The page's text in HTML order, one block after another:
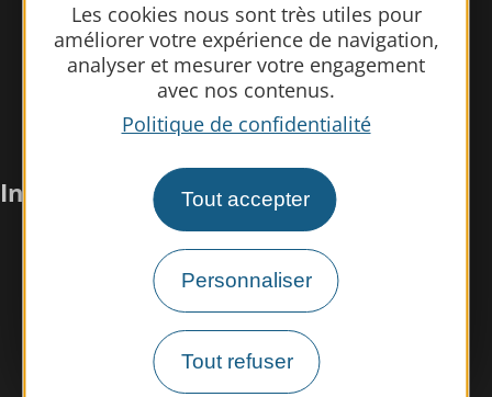
Les cookies nous sont très utiles pour
améliorer votre expérience de navigation,
analyser et mesurer votre engagement
avec nos contenus.
Politique de confidentialité
Tout accepter
Personnaliser
Tout refuser
Infos pratiques
Nous rencontrer
Nos brochures
Espace pro/presse
Tourisme handicap